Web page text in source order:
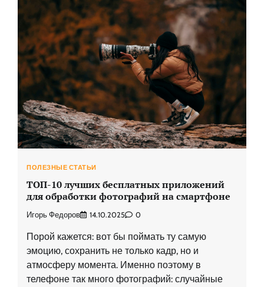
ПОЛЕЗНЫЕ СТАТЬИ
ТОП-10 лучших бесплатных приложений
для обработки фотографий на смартфоне
Игорь Федоров 14.10.2025 0
Порой кажется: вот бы поймать ту самую
эмоцию, сохранить не только кадр, но и
атмосферу момента. Именно поэтому в
телефоне так много фотографий: случайные